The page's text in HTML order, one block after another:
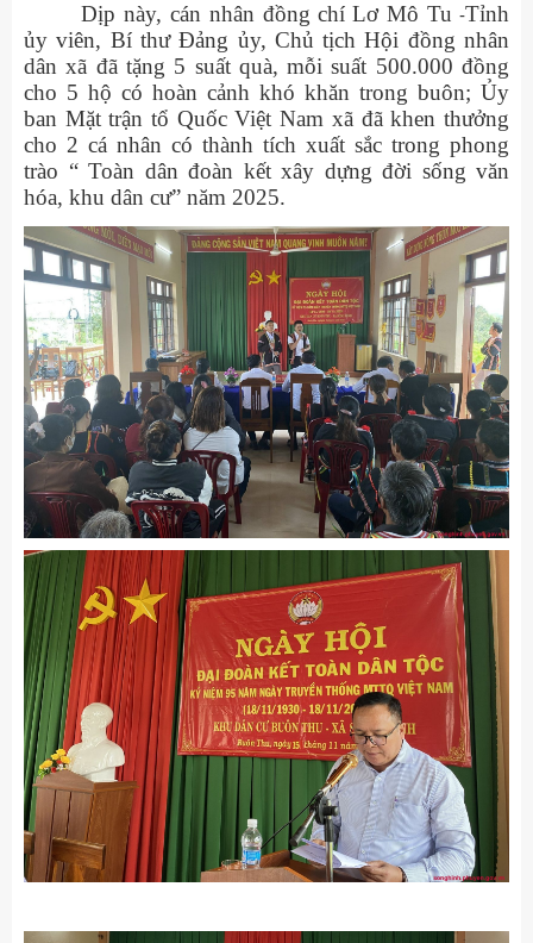
Dịp này, cán nhân đồng chí Lơ Mô Tu -Tỉnh
ủy viên, Bí thư Đảng ủy, Chủ tịch Hội đồng nhân
dân xã đã tặng 5 suất quà, mỗi suất 500.000 đồng
cho 5 hộ có hoàn cảnh khó khăn trong buôn; Ủy
ban Mặt trận tổ Quốc Việt Nam xã đã khen thưởng
cho 2 cá nhân có thành tích xuất sắc trong phong
trào “ Toàn dân đoàn kết xây dựng đời sống văn
hóa, khu dân cư” năm 2025.